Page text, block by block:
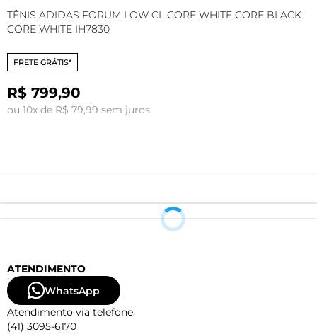
TÊNIS ADIDAS FORUM LOW CL CORE WHITE CORE BLACK
CORE WHITE IH7830
FRETE GRÁTIS*
R$ 799,90
ou 10x de R$ 79,99 sem juros
ATENDIMENTO
WhatsApp
Atendimento via telefone:
(41) 3095-6170